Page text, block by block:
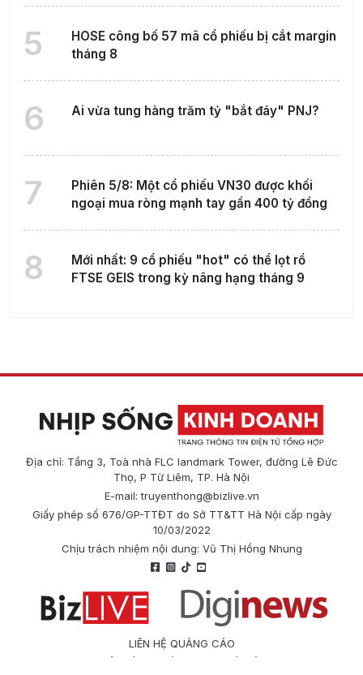
5
HOSE công bố 57 mã cổ phiếu bị cắt margin
tháng 8
6 Ai vừa tung hàng trăm tỷ "bắt đáy" PNJ?
7
Phiên 5/8: Một cổ phiếu VN30 được khối
ngoại mua ròng mạnh tay gần 400 tỷ đồng
8
Mới nhất: 9 cổ phiếu "hot" có thể lọt rổ
FTSE GEIS trong kỳ nâng hạng tháng 9
Địa chỉ: Tầng 3, Toà nhà FLC landmark Tower, đường Lê Đức
Thọ, P Từ Liêm, TP. Hà Nội
E-mail:truyenthong@bizlive.vn
Giấy phép số 676/GP-TTĐT do Sở TT&TT Hà Nội cấp ngày
10/03/2022
Chịu trách nhiệm nội dung: Vũ Thị Hồng Nhung
LIÊN HỆ QUẢNG CÁO